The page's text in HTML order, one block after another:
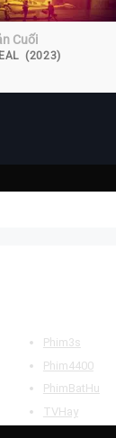
Cuối
(2023)